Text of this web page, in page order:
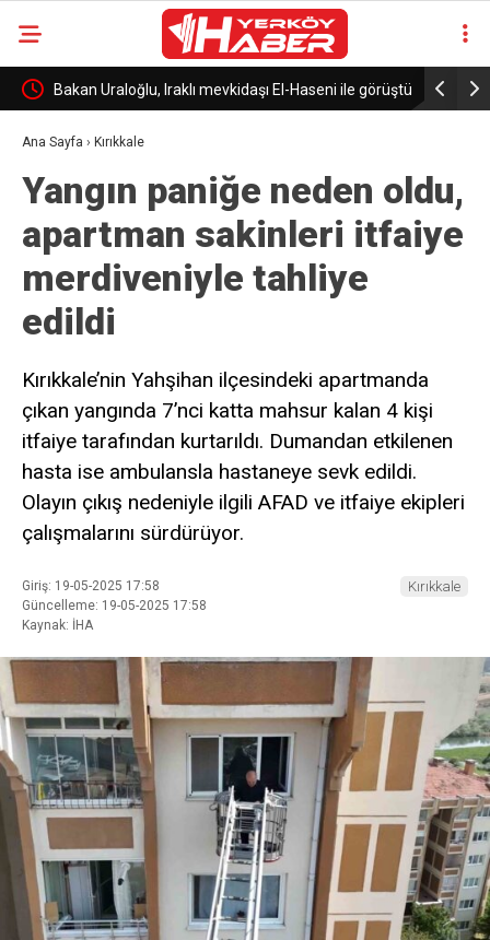
Bakan Uraloğlu, Iraklı mevkidaşı El-Haseni ile görüştü
Ana Sayfa › Kırıkkale
Yangın paniğe neden oldu,
apartman sakinleri itfaiye
merdiveniyle tahliye
edildi
Kırıkkale’nin Yahşihan ilçesindeki apartmanda
çıkan yangında 7’nci katta mahsur kalan 4 kişi
itfaiye tarafından kurtarıldı. Dumandan etkilenen
hasta ise ambulansla hastaneye sevk edildi.
Olayın çıkış nedeniyle ilgili AFAD ve itfaiye ekipleri
çalışmalarını sürdürüyor.
Giriş: 19-05-2025 17:58
Güncelleme: 19-05-2025 17:58
Kaynak: İHA
Kırıkkale